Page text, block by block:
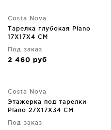
Costa Nova
Тарелка глубокая Plano
17X17X4 CM
Под заказ
2 460 руб
Costa Nova
Этажерка под тарелки
Plano 27X17X34 CM
Под заказ